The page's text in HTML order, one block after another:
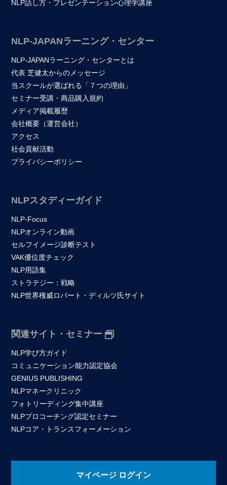
NLP話し方・プレゼンテーション心理学講座
NLP-JAPANラーニング・センター
NLP-JAPANラーニング・センターとは
代表 芝健太からのメッセージ
当スクールが選ばれる「７つの理由」
セミナー受講・商品購入規約
メディア掲載履歴
会社概要（運営会社）
アクセス
社会貢献活動
プライバシーポリシー
NLPスタディーガイド
NLP-Focus
NLPオンライン動画
セルフイメージ診断テスト
VAK優位度チェック
NLP用語集
ストラテジー：戦略
NLP世界権威ロバート・ディルツ氏サイト
関連サイト・セミナー
NLP学び方ガイド
コミュニケーション能力認定協会
GENIUS PUBLISHING
NLPマネークリニック
フォトリーディング集中講座
NLPプロコーチング認定セミナー
NLPコア・トランスフォーメーション
マイページ ログイン